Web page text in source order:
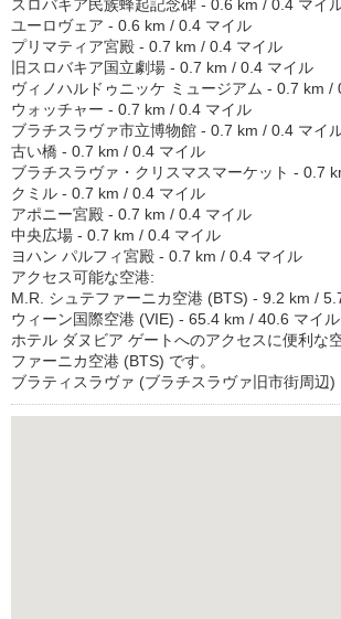
スロバキア民族蜂起記念碑 - 0.6 km / 0.4 マイ
ユーロヴェア - 0.6 km / 0.4 マイル
プリマティア宮殿 - 0.7 km / 0.4 マイル
旧スロバキア国立劇場 - 0.7 km / 0.4 マイル
ヴィノハルドゥニッケ ミュージアム - 0.7 km /
ウォッチャー - 0.7 km / 0.4 マイル
ブラチスラヴァ市立博物館 - 0.7 km / 0.4 マイ
古い橋 - 0.7 km / 0.4 マイル
ブラチスラヴァ・クリスマスマーケット - 0.7
クミル - 0.7 km / 0.4 マイル
アポニー宮殿 - 0.7 km / 0.4 マイル
中央広場 - 0.7 km / 0.4 マイル
ヨハン パルフィ宮殿 - 0.7 km / 0.4 マイル
アクセス可能な空港:
M.R. シュテファーニカ空港 (BTS) - 9.2 km /
ウィーン国際空港 (VIE) - 65.4 km / 40.6 マイル
ホテル ダヌビア ゲートへのアクセスに便利な
ファーニカ空港 (BTS) です。
ブラティスラヴァ (ブラチスラヴァ旧市街周辺)